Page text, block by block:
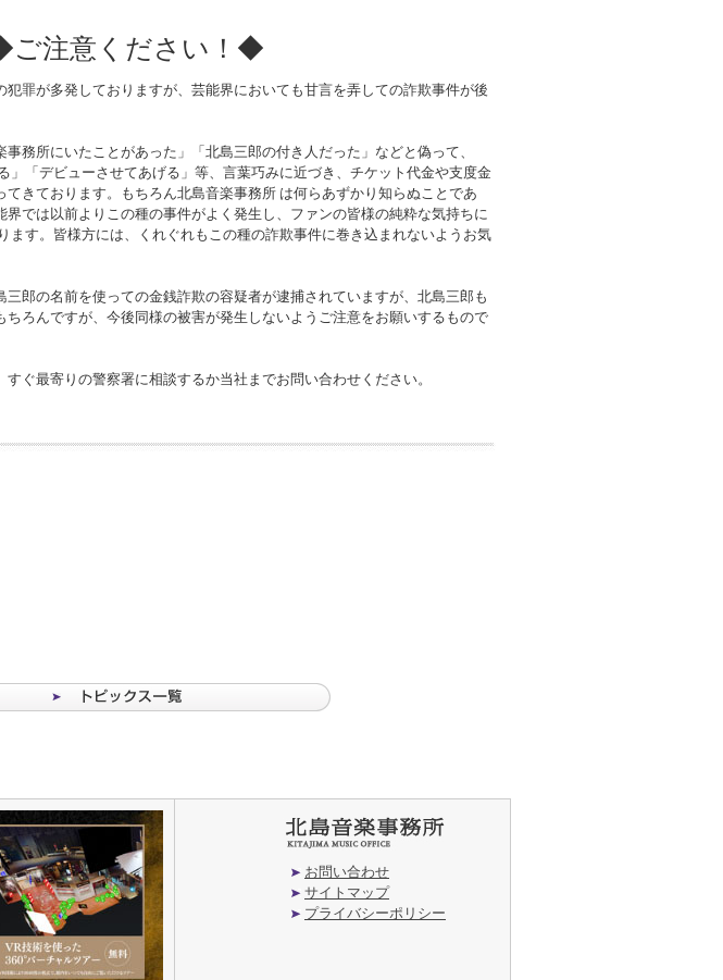
注意ください！◆
罪が多発しておりますが、芸能界においても甘言を弄しての詐欺事件が後
務所にいたことがあった」「北島三郎の付き人だった」などと偽って、
」「デビューさせてあげる」等、言葉巧みに近づき、チケット代金や支度金
きております。もちろん北島音楽事務所 は何らあずかり知らぬことであ
界では以前よりこの種の事件がよく発生し、ファンの皆様の純粋な気持ちに
ます。皆様方には、くれぐれもこの種の詐欺事件に巻き込まれないようお気
郎の名前を使っての金銭詐欺の容疑者が逮捕されていますが、北島三郎も
ろんですが、今後同様の被害が発生しないようご注意をお願いするもので
ぐ最寄りの警察署に相談するか当社までお問い合わせください。
お問い合わせ
サイトマップ
プライバシーポリシー